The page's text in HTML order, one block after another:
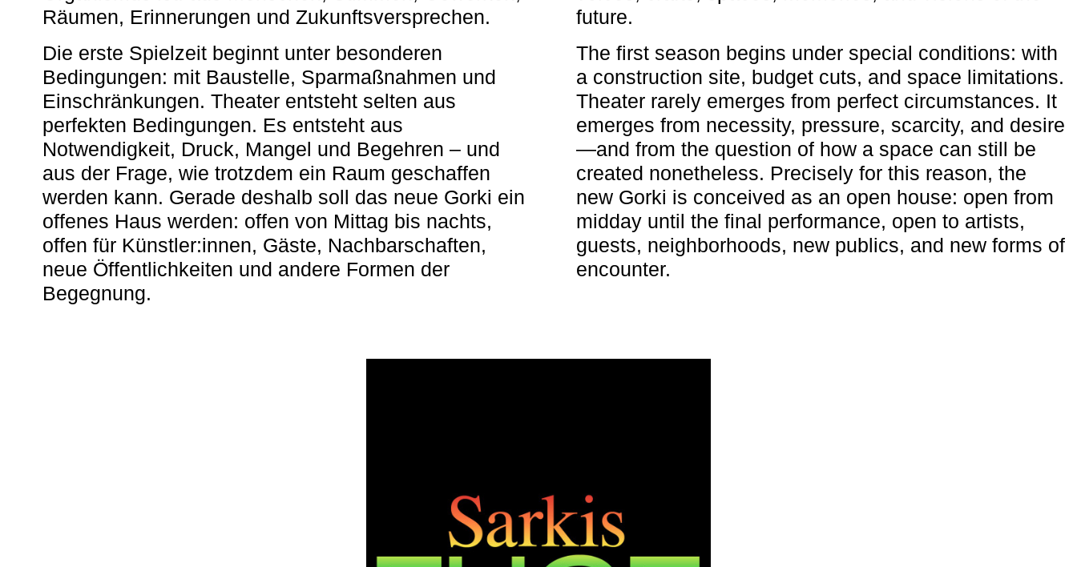
Räumen, Erinnerungen und Zukunftsversprechen.
Die erste Spielzeit beginnt unter besonderen
Bedingungen: mit Baustelle, Sparmaßnahmen und
Einschränkungen. Theater entsteht selten aus
perfekten Bedingungen. Es entsteht aus
Notwendigkeit, Druck, Mangel und Begehren – und
aus der Frage, wie trotzdem ein Raum geschaffen
werden kann. Gerade deshalb soll das neue Gorki ein
offenes Haus werden: offen von Mittag bis nachts,
offen für Künstler:innen, Gäste, Nachbarschaften,
neue Öffentlichkeiten und andere Formen der
Begegnung.
future.
The first season begins under special conditions: with
a construction site, budget cuts, and space limitations.
Theater rarely emerges from perfect circumstances. It
emerges from necessity, pressure, scarcity, and desire
—and from the question of how a space can still be
created nonetheless. Precisely for this reason, the
new Gorki is conceived as an open house: open from
midday until the final performance, open to artists,
guests, neighborhoods, new publics, and new forms of
encounter.